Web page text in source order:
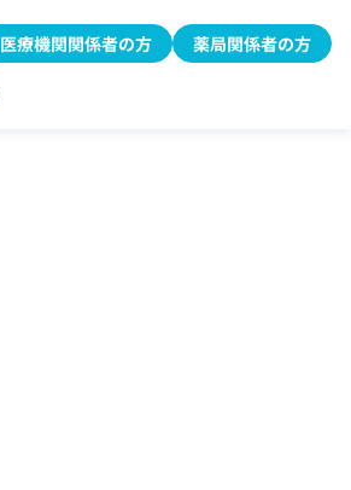
医療機関関係者の方 薬局関係者の方